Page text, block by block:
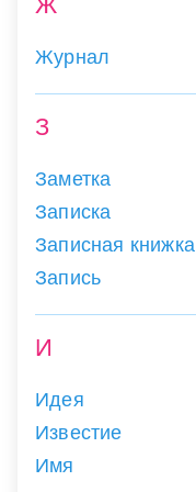
Журнал
З
Заметка
Записка
Записная книжка
Запись
И
Идея
Известие
Имя